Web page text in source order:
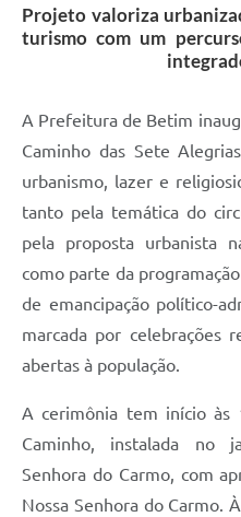
Projeto valoriza
turismo com um
A Prefeitura de Betim
Caminho das Sete
urbanismo, lazer e
tanto pela temática do
pela proposta urbanista
como parte da
de emancipação político-
marcada por celebrações
abertas à população.
A cerimônia tem início às
Caminho, instalada no
Senhora do Carmo, com
Nossa Senhora do Carmo.